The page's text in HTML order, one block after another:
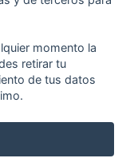
S.L. CIF. B-83430587
- España
momento la
retirar tu
de tus datos